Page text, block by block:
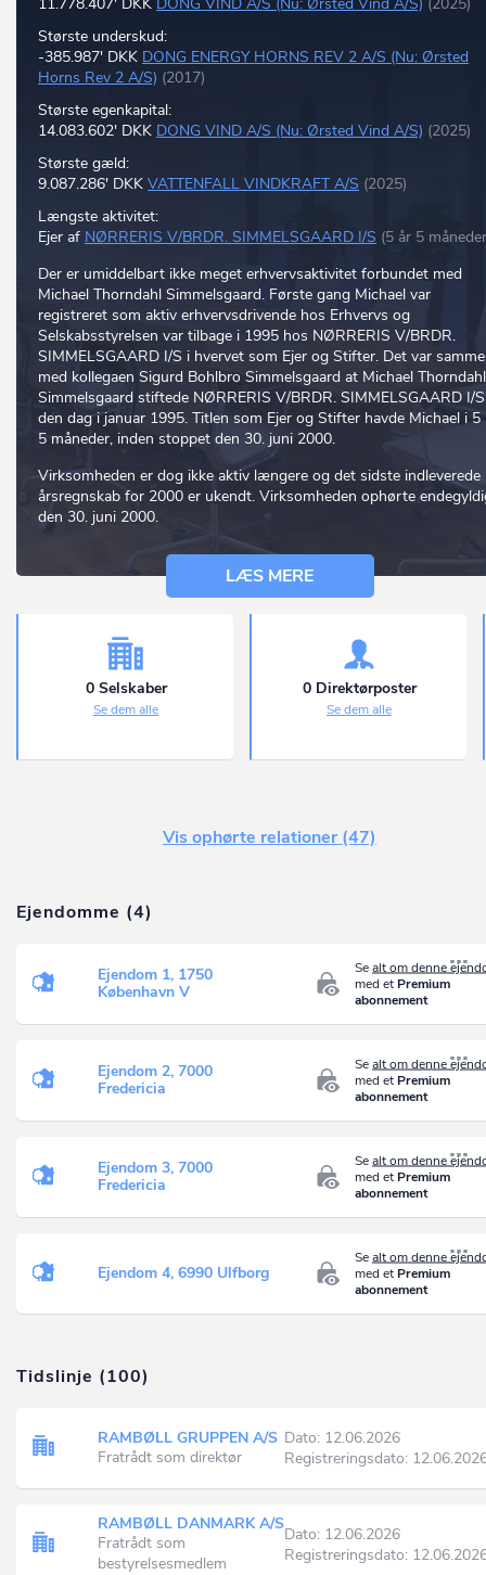
Største underskud:
-385.987' DKK DONG ENERGY HORNS REV 2 A/S (Nu: Ørsted
Horns Rev 2 A/S) (2017)
Største egenkapital:
14.083.602' DKK DONG VIND A/S (Nu: Ørsted Vind A/S) (2025)
Største gæld:
9.087.286' DKK VATTENFALL VINDKRAFT A/S (2025)
Længste aktivitet:
Ejer af NØRRERIS V/BRDR. SIMMELSGAARD I/S (5 år 5
Der er umiddelbart ikke meget erhvervsaktivitet forbundet med
Michael Thorndahl Simmelsgaard. Første gang Michael var
registreret som aktiv erhvervsdrivende hos Erhvervs og
Selskabsstyrelsen var tilbage i 1995 hos NØRRERIS V/BRDR.
SIMMELSGAARD I/S i hvervet som Ejer og Stifter. Det var
med kollegaen Sigurd Bohlbro Simmelsgaard at Michael Thorndahl
Simmelsgaard stiftede NØRRERIS V/BRDR. SIMMELSGAARD I/S
den dag i januar 1995. Titlen som Ejer og Stifter havde Michael i 5
5 måneder, inden stoppet den 30. juni 2000.
Virksomheden er dog ikke aktiv længere og det sidste indleverede
årsregnskab for 2000 er ukendt. Virksomheden ophørte
den 30. juni 2000.
LÆS MERE
0 Selskaber
Se dem alle
0 Direktørposter
Se dem alle
Vis ophørte relationer (47)
Ejendomme (4)
Sealt om denne
med et Premium
abonnement
Ejendom 1, 1750
København V
Sealt om denne
med et Premium
abonnement
Ejendom 2, 7000
Fredericia
Sealt om denne
med et Premium
abonnement
Ejendom 3, 7000
Fredericia
Sealt om denne
med et Premium
abonnement
Ejendom 4, 6990 Ulfborg
Tidslinje (100)
RAMBØLL GRUPPEN A/S
Fratrådt som direktør
Dato: 12.06.2026
Registreringsdato:
RAMBØLL DANMARK A/S
Fratrådt som
bestyrelsesmedlem
Dato: 12.06.2026
Registreringsdato: